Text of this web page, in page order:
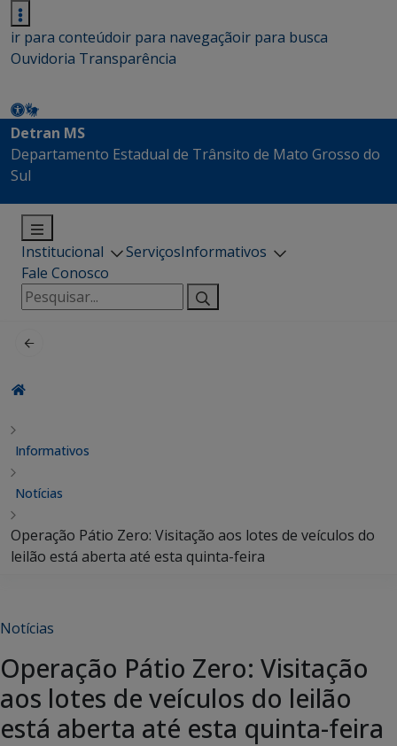
ir para conteúdoir para navegaçãoir para busca
Ouvidoria Transparência
Detran MS
Departamento Estadual de Trânsito de Mato Grosso do
Sul
Institucional ServiçosInformativos
Fale Conosco
Pesquisar
por:
Informativos
Notícias
Operação Pátio Zero: Visitação aos lotes de veículos do
leilão está aberta até esta quinta-feira
Notícias
Operação Pátio Zero: Visitação
aos lotes de veículos do leilão
está aberta até esta quinta-feira